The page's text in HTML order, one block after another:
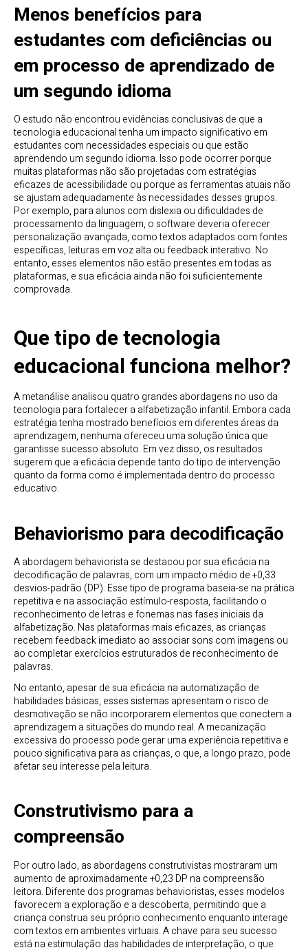
Menos benefícios para
estudantes com deficiências ou
em processo de aprendizado de
um segundo idioma
O estudo não encontrou evidências conclusivas de que a
tecnologia educacional tenha um impacto significativo em
estudantes com necessidades especiais ou que estão
aprendendo um segundo idioma. Isso pode ocorrer porque
muitas plataformas não são projetadas com estratégias
eficazes de acessibilidade ou porque as ferramentas atuais não
se ajustam adequadamente às necessidades desses grupos.
Por exemplo, para alunos com dislexia ou dificuldades de
processamento da linguagem, o software deveria oferecer
personalização avançada, como textos adaptados com fontes
específicas, leituras em voz alta ou feedback interativo. No
entanto, esses elementos não estão presentes em todas as
plataformas, e sua eficácia ainda não foi suficientemente
comprovada.
Que tipo de tecnologia
educacional funciona melhor?
A metanálise analisou quatro grandes abordagens no uso da
tecnologia para fortalecer a alfabetização infantil. Embora cada
estratégia tenha mostrado benefícios em diferentes áreas da
aprendizagem, nenhuma ofereceu uma solução única que
garantisse sucesso absoluto. Em vez disso, os resultados
sugerem que a eficácia depende tanto do tipo de intervenção
quanto da forma como é implementada dentro do processo
educativo.
Behaviorismo para decodificação
A abordagem behaviorista se destacou por sua eficácia na
decodificação de palavras, com um impacto médio de +0,33
desvios-padrão (DP). Esse tipo de programa baseia-se na prática
repetitiva e na associação estímulo-resposta, facilitando o
reconhecimento de letras e fonemas nas fases iniciais da
alfabetização. Nas plataformas mais eficazes, as crianças
recebem feedback imediato ao associar sons com imagens ou
ao completar exercícios estruturados de reconhecimento de
palavras.
No entanto, apesar de sua eficácia na automatização de
habilidades básicas, esses sistemas apresentam o risco de
desmotivação se não incorporarem elementos que conectem a
aprendizagem a situações do mundo real. A mecanização
excessiva do processo pode gerar uma experiência repetitiva e
pouco significativa para as crianças, o que, a longo prazo, pode
afetar seu interesse pela leitura.
Construtivismo para a
compreensão
Por outro lado, as abordagens construtivistas mostraram um
aumento de aproximadamente +0,23 DP na compreensão
leitora. Diferente dos programas behavioristas, esses modelos
favorecem a exploração e a descoberta, permitindo que a
criança construa seu próprio conhecimento enquanto interage
com textos em ambientes virtuais. A chave para seu sucesso
está na estimulação das habilidades de interpretação, o que